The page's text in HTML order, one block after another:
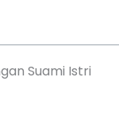
Suami Istri